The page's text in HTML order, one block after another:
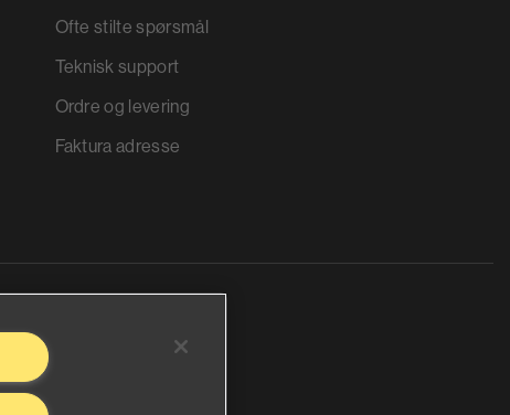
Ofte stilte spørsmål
Teknisk support
Ordre og levering
Faktura adresse